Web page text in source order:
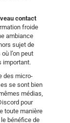
contact
froide
ambiance
sujet de
l’on peut
important.
des micro-
se sont bien
médias,
pour
toute manière
le bénéfice de